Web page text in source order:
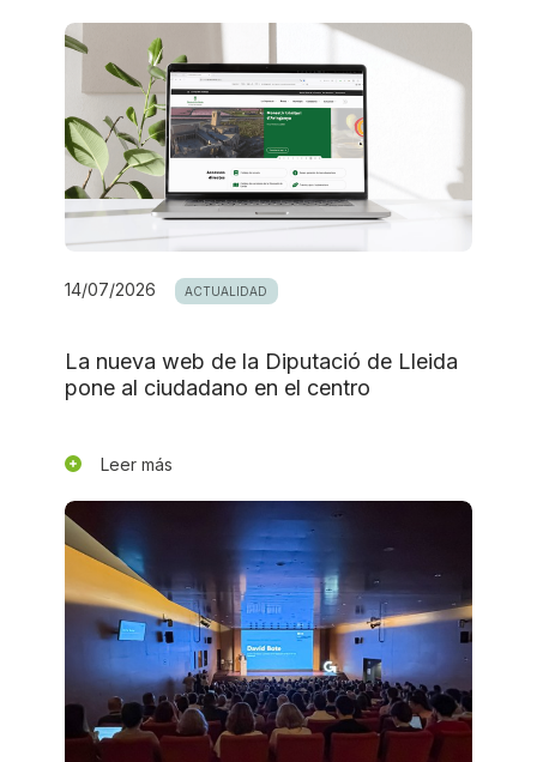
14/07/2026 ACTUALIDAD
La nueva web de la Diputació de Lleida
pone al ciudadano en el centro
Leer más